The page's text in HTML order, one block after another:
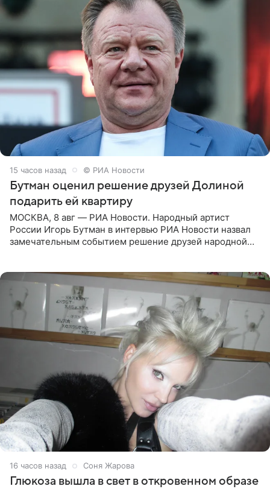
15 часов назад © РИА Новости
Бутман оценил решение друзей Долиной
подарить ей квартиру
МОСКВА, 8 авг — РИА Новости. Народный артист
России Игорь Бутман в интервью РИА Новости назвал
замечательным событием решение друзей народной
16 часов назад Соня Жарова
Глюкоза вышла в свет в откровенном образе